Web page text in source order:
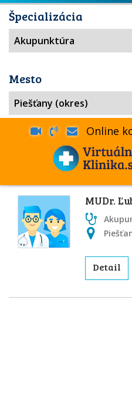
Špecializácia
Mesto
Online
MUDr.
Detail